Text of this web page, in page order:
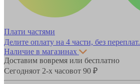
Плати частями
Делите оплату на 4 части, без переплат.
Наличие в магазинах
Доставим вовремя или бесплатно
Сегодняот 2-х часовот 90 ₽